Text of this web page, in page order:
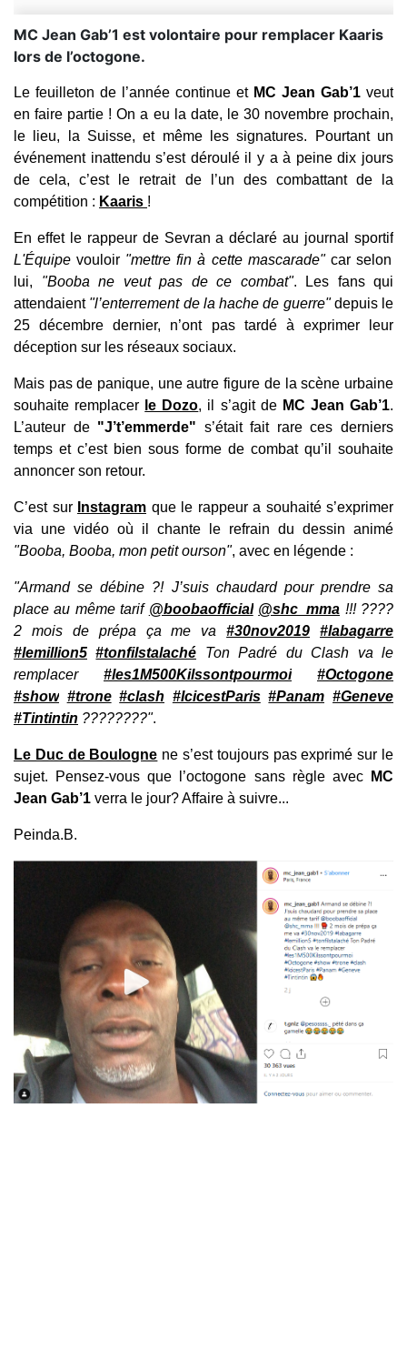
MC Jean Gab’1 est volontaire pour remplacer Kaaris
lors de l’octogone.
Le feuilleton de l’année continue et MC Jean Gab’1 veut
en faire partie ! On a eu la date, le 30 novembre prochain,
le lieu, la Suisse, et même les signatures. Pourtant un
événement inattendu s’est déroulé il y a à peine dix jours
de cela, c’est le retrait de l’un des combattant de la
compétition : Kaaris !
En effet le rappeur de Sevran a déclaré au journal sportif
L'Équipevouloir "mettre fin à cette mascarade"car selon
lui, "Booba ne veut pas de ce combat". Les fans qui
attendaient "l’enterrement de la hache de guerre"depuis le
25 décembre dernier, n’ont pas tardé à exprimer leur
déception sur les réseaux sociaux.
Mais pas de panique, une autre figure de la scène urbaine
souhaite remplacer le Dozo, il s’agit de MC Jean Gab’1.
L’auteur de "J’t’emmerde" s’était fait rare ces derniers
temps et c’est bien sous forme de combat qu’il souhaite
annoncer son retour.
C’est sur Instagram que le rappeur a souhaité s’exprimer
via une vidéo où il chante le refrain du dessin animé
"Booba, Booba, mon petit ourson", avec en légende :
"Armand se débine ?! J’suis chaudard pour prendre sa
place au même tarif @boobaofficial @shc_mma !!! ????
2 mois de prépa ça me va#30nov2019
#labagarre
#lemillion5 #tonfilstalaché Ton Padré du Clash va le
remplacer #les1M500Kilssontpourmoi
#Octogone
#show #trone #clash #IcicestParis #Panam #Geneve
#Tintintin ????????".
Le Duc de Boulogne ne s’est toujours pas exprimé sur le
sujet. Pensez-vous que l’octogone sans règle avec
MC
Jean Gab’1 verra le jour? Affaire à suivre...
Peinda.B.